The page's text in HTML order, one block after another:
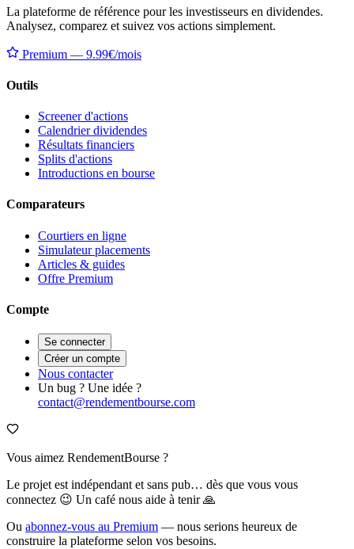
La plateforme de référence pour les investisseurs en dividendes.
Analysez, comparez et suivez vos actions simplement.
Premium — 9.99€/mois
Outils
Screener d'actions
Calendrier dividendes
Résultats financiers
Splits d'actions
Introductions en bourse
Comparateurs
Courtiers en ligne
Simulateur placements
Articles & guides
Offre Premium
Compte
Se connecter
Créer un compte
Nous contacter
Un bug ? Une idée ?
contact@rendementbourse.com
Vous aimez RendementBourse ?
Le projet est indépendant et sans pub… dès que vous vous
connectez 😉 Un café nous aide à tenir 🙏
Ou abonnez-vous au Premium — nous serions heureux de
construire la plateforme selon vos besoins.